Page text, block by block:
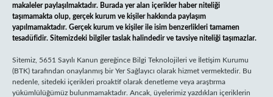
makaleler paylaşılmaktadır. Burada yer alan içerikler haber niteliği
taşımamakta olup, gerçek kurum ve kişiler hakkında paylaşım
yapılmamaktadır. Gerçek kurum ve kişiler ile isim benzerlikleri tamamen
tesadüfidir. Sitemizdeki bilgiler taslak halindedir ve tavsiye niteliği taşımazlar.
Sitemiz, 5651 Sayılı Kanun gereğince Bilgi Teknolojileri ve İletişim Kurumu
(BTK) tarafından onaylanmış bir Yer Sağlayıcı olarak hizmet vermektedir. Bu
nedenle, sitedeki içerikleri proaktif olarak denetleme veya araştırma
yükümlülüğümüz bulunmamaktadır. Ancak, üyelerimiz yazdıkları içeriklerin